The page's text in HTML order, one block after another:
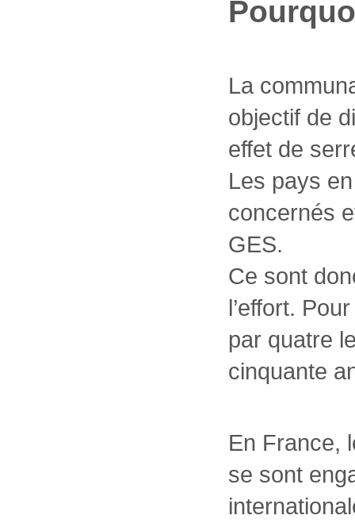
La
objectif de
effet de
Les pays
concernés
GES.
Ce sont
l’effort.
par quatre
cinquante
En France,
se sont